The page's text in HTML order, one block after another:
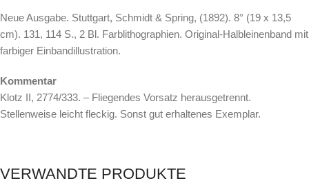
Neue Ausgabe. Stuttgart, Schmidt & Spring, (1892). 8° (19 x 13,5
cm). 131, 114 S., 2 Bl. Farblithographien. Original-Halbleinenband mit
farbiger Einbandillustration.
Kommentar
Klotz II, 2774/333. – Fliegendes Vorsatz herausgetrennt.
Stellenweise leicht fleckig. Sonst gut erhaltenes Exemplar.
VERWANDTE PRODUKTE